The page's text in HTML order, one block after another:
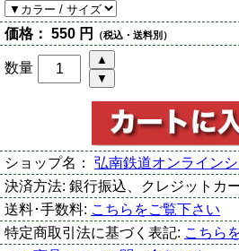
価格： 550 円 （税込・送料別）
数量
ショップ名： 弘南鉄道オンライン
決済方法: 銀行振込、クレジットカ
送料･手数料: こちらをご覧下さい
特定商取引法に基づく表記: こちら